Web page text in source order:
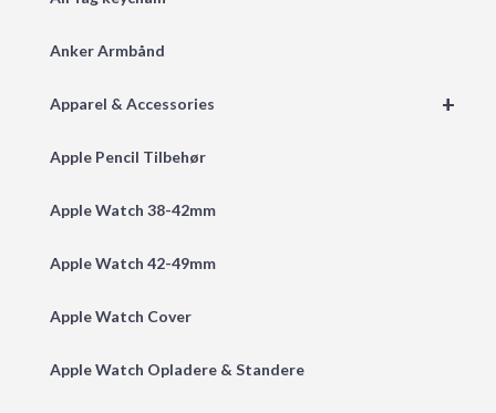
Anker Armbånd
+
Apparel & Accessories
Apple Pencil Tilbehør
Apple Watch 38-42mm
Apple Watch 42-49mm
Apple Watch Cover
Apple Watch Opladere & Standere